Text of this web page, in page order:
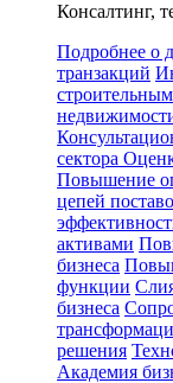
Консалтинг,
Подробнее о
транзакций
сектора
Повышение
цепей
активами
бизнеса
функции
бизнеса
решения
Академия